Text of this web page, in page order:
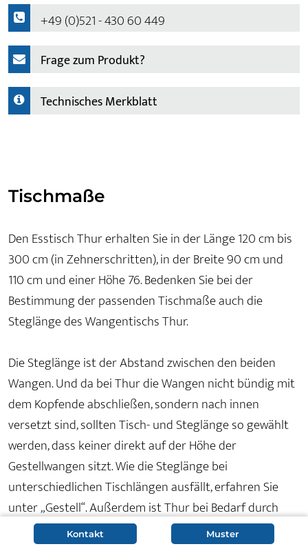
+49 (0)521 - 430 60 449
Frage zum Produkt?
Technisches Merkblatt
Tischmaße
Den Esstisch Thur erhalten Sie in der Länge 120 cm bis
300 cm (in Zehnerschritten), in der Breite 90 cm und
110 cm und einer Höhe 76. Bedenken Sie bei der
Bestimmung der passenden Tischmaße auch die
Steglänge des Wangentischs Thur.
Die Steglänge ist der Abstand zwischen den beiden
Wangen. Und da bei Thur die Wangen nicht bündig mit
dem Kopfende abschließen, sondern nach innen
versetzt sind, sollten Tisch- und Steglänge so gewählt
werden, dass keiner direkt auf der Höhe der
Gestellwangen sitzt. Wie die Steglänge bei
unterschiedlichen Tischlängen ausfällt, erfahren Sie
unter „Gestell“. Außerdem ist Thur bei Bedarf durch
Ansteckplatten verlängerbar, sodass Sie ggf. einen
Kontakt Muster